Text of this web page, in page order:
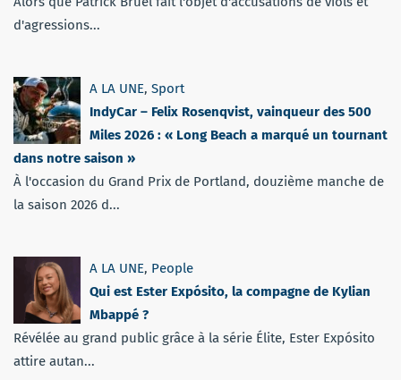
d'agressions...
A LA UNE, Sport
IndyCar – Felix Rosenqvist, vainqueur des 500
Miles 2026 : « Long Beach a marqué un tournant
dans notre saison »
À l'occasion du Grand Prix de Portland, douzième manche de
la saison 2026 d...
A LA UNE, People
Qui est Ester Expósito, la compagne de Kylian
Mbappé ?
Révélée au grand public grâce à la série Élite, Ester Expósito
attire autan...